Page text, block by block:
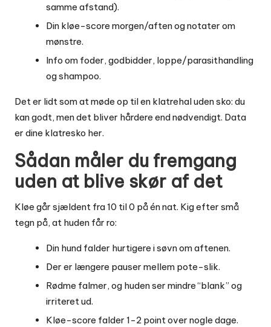
samme afstand).
Din kløe-score morgen/aften og notater om
mønstre.
Info om foder, godbidder, loppe/parasithandling
og shampoo.
Det er lidt som at møde op til en klatrehal uden sko: du
kan godt, men det bliver hårdere end nødvendigt. Data
er dine klatresko her.
Sådan måler du fremgang
uden at blive skør af det
Kløe går sjældent fra 10 til 0 på én nat. Kig efter små
tegn på, at huden får ro:
Din hund falder hurtigere i søvn om aftenen.
Der er længere pauser mellem pote-slik.
Rødme falmer, og huden ser mindre “blank” og
irriteret ud.
Kløe-score falder 1-2 point over nogle dage.